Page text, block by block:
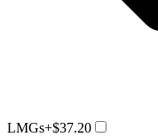
LMGs+$37.20